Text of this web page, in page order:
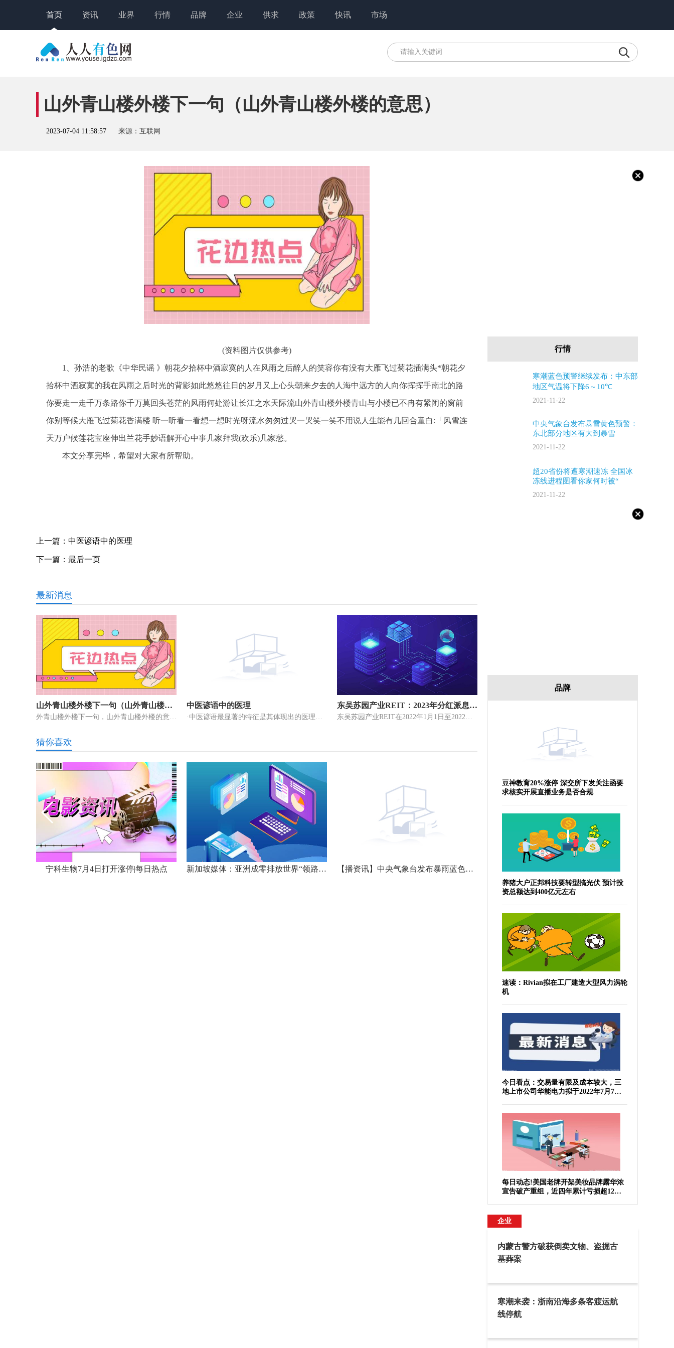
首页 资讯 业界 行情 品牌 企业 供求 政策 快讯 市场
山外青山楼外楼下一句（山外青山楼外楼的意思）
2023-07-04 11:58:57 来源：互联网
(资料图片仅供参考)
1、孙浩的老歌《中华民谣 》朝花夕拾杯中酒寂寞的人在风雨之后醉人的笑容你有没有大雁飞过菊花插满头*朝花夕
拾杯中酒寂寞的我在风雨之后时光的背影如此悠悠往日的岁月又上心头朝来夕去的人海中远方的人向你挥挥手南北的路
你要走一走千万条路你千万莫回头苍茫的风雨何处游让长江之水天际流山外青山楼外楼青山与小楼已不冉有紧闭的窗前
你别等候大雁飞过菊花香满楼 听一听看一看想一想时光呀流水匆匆过哭一哭笑一笑不用说人生能有几回合童白:「风雪连
天万户候莲花宝座伸出兰花手妙语解开心中事几家拜我(欢乐)几家愁。
本文分享完毕，希望对大家有所帮助。
上一篇： 中医谚语中的医理
下一篇： 最后一页
最新消息
山外青山楼外楼下一句（山外青山楼外楼的意思）
外青山楼外楼下一句，山外青山楼外楼的意思这个问题很多朋友还不知道，
中医谚语中的医理
·中医谚语最显著的特征是其体现出的医理，即所反映的中医理论体系
东吴苏园产业REIT：2023年分红派息率预测值约为4.58%
东吴苏园产业REIT在2022年1月1日至2022年12月31日期间的可供分配金额约
猜你喜欢
宁科生物7月4日打开涨停|每日热点 新加坡媒体：亚洲成零排放世界“领路人” --> 新加坡媒体：亚洲成零排放世界“领路人”_世界快消息 【播资讯】中央气象台发布暴雨蓝色预警
行情
寒潮蓝色预警继续发布：中东部
地区气温将下降6～10℃
2021-11-22
中央气象台发布暴雪黄色预警：
东北部分地区有大到暴雪
2021-11-22
超20省份将遭寒潮速冻 全国冰
冻线进程图看你家何时被“
2021-11-22
品牌
豆神教育20%涨停 深交所下发关注函要
求核实开展直播业务是否合规
养猪大户正邦科技要转型搞光伏 预计投
资总额达到400亿元左右
速读：Rivian拟在工厂建造大型风力涡轮
机
今日看点：交易量有限及成本较大，三
地上市公司华能电力拟于2022年7月7日
每日动态!美国老牌开架美妆品牌露华浓
宣告破产重组，近四年累计亏损超12亿
企业
内蒙古警方破获倒卖文物、盗掘古
墓葬案
寒潮来袭：浙南沿海多条客渡运航
线停航